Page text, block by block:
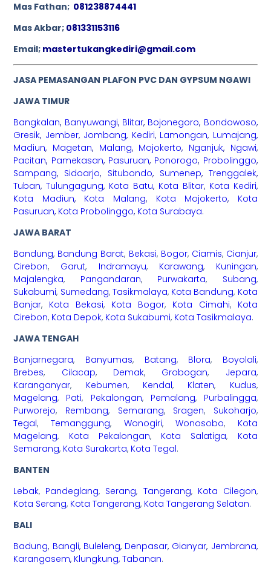
Mas Fathan; 081238874441
Mas Akbar; 081331153116
Email; mastertukangkediri@gmail.com
JASA PEMASANGAN PLAFON PVC DAN GYPSUM NGAWI
JAWA TIMUR
Bangkalan, Banyuwangi, Blitar, Bojonegoro, Bondowoso,
Gresik, Jember, Jombang, Kediri, Lamongan, Lumajang,
Madiun, Magetan, Malang, Mojokerto, Nganjuk, Ngawi,
Pacitan, Pamekasan, Pasuruan, Ponorogo, Probolinggo,
Sampang, Sidoarjo, Situbondo, Sumenep, Trenggalek,
Tuban,Tulungagung, Kota Batu, Kota Blitar, Kota Kediri,
Kota Madiun, Kota Malang, Kota Mojokerto, Kota
Pasuruan, Kota Probolinggo, Kota Surabaya.
JAWA BARAT
Bandung, Bandung Barat, Bekasi, Bogor, Ciamis, Cianjur,
Cirebon, Garut, Indramayu, Karawang, Kuningan,
Majalengka, Pangandaran, Purwakarta, Subang,
Sukabumi, Sumedang, Tasikmalaya, Kota Bandung, Kota
Banjar, Kota Bekasi, Kota Bogor, Kota Cimahi, Kota
Cirebon, Kota Depok, Kota Sukabumi, Kota Tasikmalaya.
JAWA TENGAH
Banjarnegara, Banyumas, Batang, Blora, Boyolali,
Brebes, Cilacap, Demak, Grobogan, Jepara,
Karanganyar, Kebumen, Kendal, Klaten, Kudus,
Magelang, Pati, Pekalongan, Pemalang, Purbalingga,
Purworejo, Rembang, Semarang, Sragen, Sukoharjo,
Tegal, Temanggung, Wonogiri,Wonosobo, Kota
Magelang, Kota Pekalongan, Kota Salatiga, Kota
Semarang, Kota Surakarta, Kota Tegal.
BANTEN
Lebak, Pandeglang, Serang, Tangerang, Kota Cilegon,
Kota Serang, Kota Tangerang, Kota Tangerang Selatan.
BALI
Badung, Bangli, Buleleng, Denpasar, Gianyar, Jembrana,
Karangasem, Klungkung,Tabanan.